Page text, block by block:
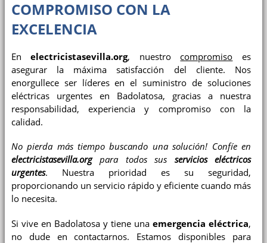
COMPROMISO CON LA
EXCELENCIA
Enelectricistasevilla.org, nuestro compromiso es
asegurar la máxima satisfacción del cliente. Nos
enorgullece ser líderes en el suministro de soluciones
eléctricas urgentes en Badolatosa, gracias a nuestra
responsabilidad, experiencia y compromiso con la
calidad.
No pierda más tiempo buscando una solución! Confíe en
electricistasevilla.orgpara todos sus servicios eléctricos
urgentes. Nuestra prioridad es su seguridad,
proporcionando un servicio rápido y eficiente cuando más
lo necesita.
Si vive en Badolatosa y tiene una emergencia eléctrica,
no dude en contactarnos. Estamos disponibles para